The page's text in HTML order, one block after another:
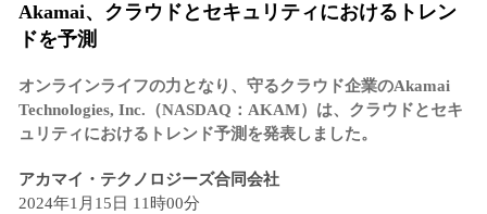
Akamai、クラウドとセキュリティにおけるトレン
ドを予測
オンラインライフの力となり、守るクラウド企業のAkamai
Technologies, Inc.（NASDAQ：AKAM）は、クラウドとセキ
ュリティにおけるトレンド予測を発表しました。
アカマイ・テクノロジーズ合同会社
2024年1月15日 11時00分